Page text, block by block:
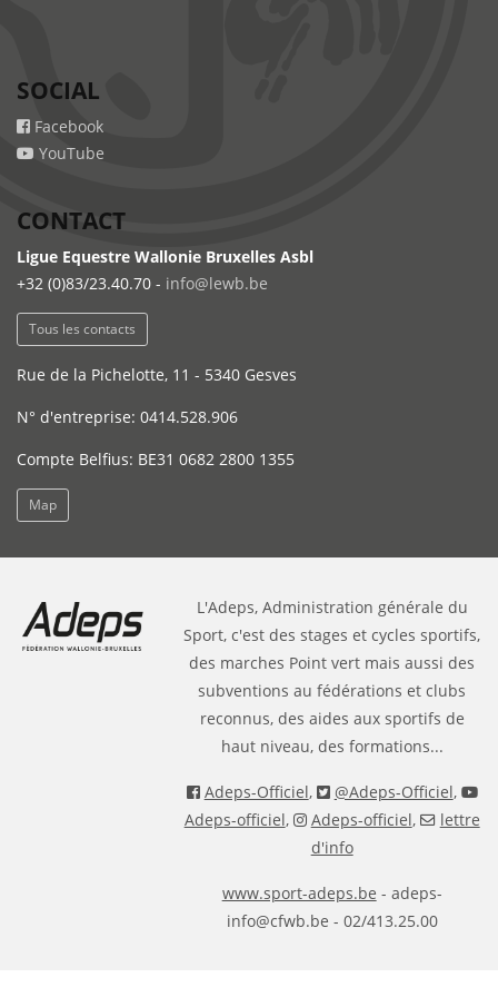
SOCIAL
Facebook
YouTube
CONTACT
Ligue Equestre Wallonie Bruxelles Asbl
+32 (0)83/23.40.70 - info@lewb.be
Tous les contacts
Rue de la Pichelotte, 11 - 5340 Gesves
N° d'entreprise: 0414.528.906
Compte Belfius: BE31 0682 2800 1355
Map
L'Adeps, Administration générale du
Sport, c'est des stages et cycles sportifs,
des marches Point vert mais aussi des
subventions au fédérations et clubs
reconnus, des aides aux sportifs de
haut niveau, des formations...
Adeps-Officiel, @Adeps-Officiel,
Adeps-officiel, Adeps-officiel,
lettre
d'info
www.sport-adeps.be - adeps-
info@cfwb.be - 02/413.25.00